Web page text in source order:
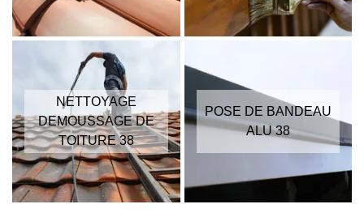
NETTOYAGE
DEMOUSSAGE DE
TOITURE 38
POSE DE BANDEAU
ALU 38